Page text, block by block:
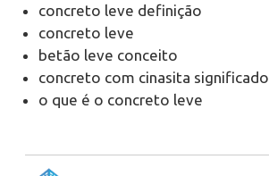
concreto leve definição
concreto leve
betão leve conceito
concreto com cinasita significado
o que é o concreto leve